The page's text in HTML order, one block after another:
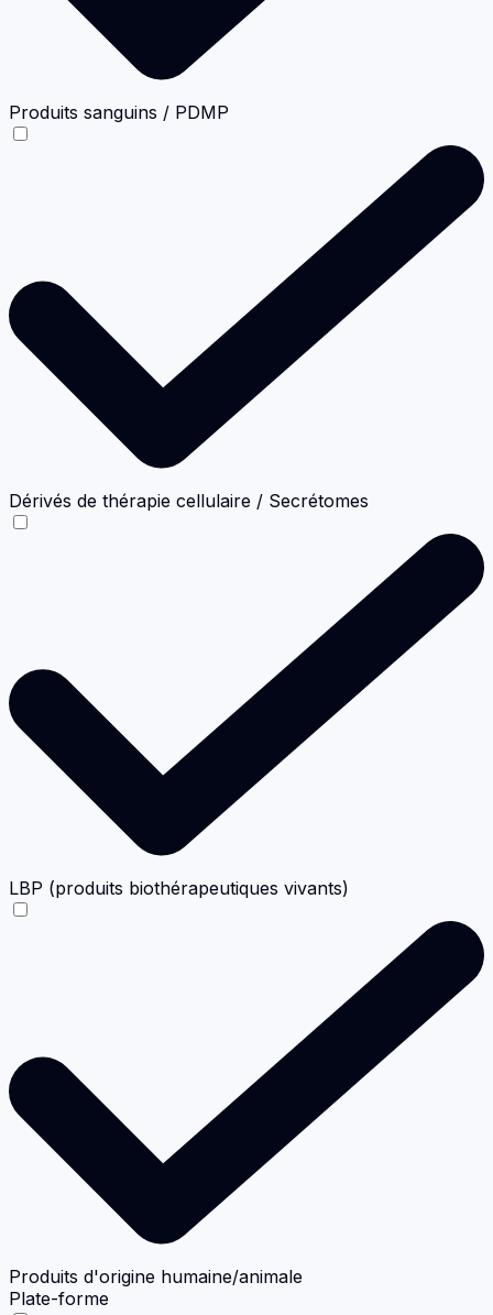
Produits sanguins / PDMP
Dérivés de thérapie cellulaire / Secrétomes
LBP (produits biothérapeutiques vivants)
Produits d'origine humaine/animale
Plate-forme